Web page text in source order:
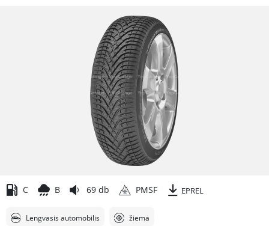
C B 69 db PMSF EPREL
Lengvasis automobilis žiema